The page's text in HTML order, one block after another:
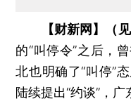
【财新网】（
的“叫停令”之后，
北也明确了“叫停”
陆续提出“约谈”，广